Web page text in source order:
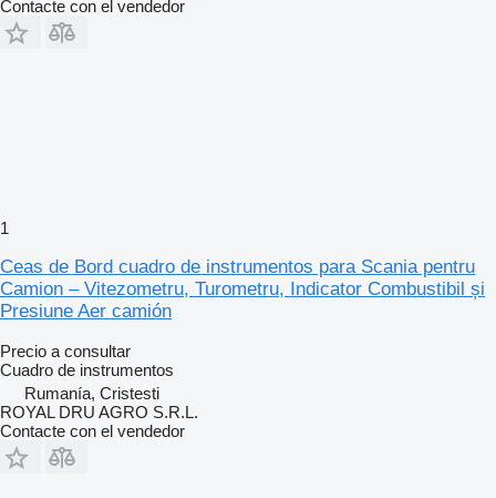
Contacte con el vendedor
1
Ceas de Bord cuadro de instrumentos para Scania pentru
Camion – Vitezometru, Turometru, Indicator Combustibil și
Presiune Aer camión
Precio a consultar
Cuadro de instrumentos
Rumanía, Cristesti
ROYAL DRU AGRO S.R.L.
Contacte con el vendedor